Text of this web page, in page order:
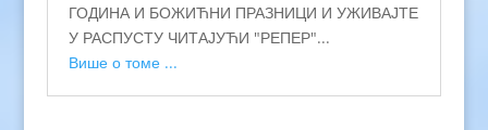
ГОДИНА И БОЖИЋНИ ПРАЗНИЦИ И УЖИВАЈТЕ
У РАСПУСТУ ЧИТАЈУЋИ "РЕПЕР"...
Више о томе ...